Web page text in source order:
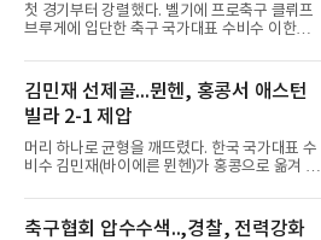
에서 태어난 카스트로프는 측면 미드필더와 측
면 수비가 가능한 자원으로, 월드컵 남아프리카
은 그가 처음이다. 묀헨글라트바흐는 23일 DFB
포칼 1라운드, 29일 라이프치히
첫 경기부터 강렬했다. 벨기에 프로축구 클뤼프
브루게에 입단한 축구 국가대표 수비수 이한범
뽑혔다.이한범은 8일(한국시간) 벨기에 브뤼헤
의 얀 브레이덜 스타디온에서 열린 코르트레이
크와의 2026-2027 벨기에 주필러리그 1라운드
홈 경기에 선발로 나서 경기 종료까지 뛰었다.출
발 자체가 빨랐다. 2026 북중미 월드컵에서 한국
의 조별리그 3경기를 모두 풀타임으로 소화하며
대표팀 중앙 수비의 주축으로 자리 잡은 그는 덴
선발로 곧장 투입돼 90분을 소화하며 팀의 3-0
김민재 선제골...뮌헨, 홍콩서 애스턴
빌라 2-1 제압
머리 하나로 균형을 깨뜨렸다. 한국 국가대표 수
비수 김민재(바이에른 뮌헨)가 홍콩으로 옮겨 열
리에 힘을 보탰다.김민재는 7일(현지시간) 홍콩
카이탁 스포츠파크에서 열린 애스턴 빌라(잉글
축구협회 압수수색..,경찰, 전력강화